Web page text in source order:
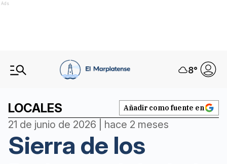
Ads
8°
LOCALES Añadir como fuente en
21 de junio de 2026 | hace 2 meses
Sierra de los